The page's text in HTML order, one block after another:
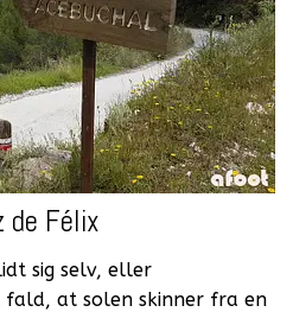
de Félix
sig selv, eller
at solen skinner fra en